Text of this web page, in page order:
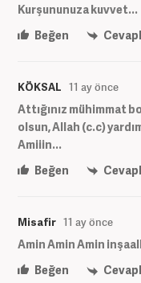
Kurşununuza kuvvet...
Beğen
KÖKSAL 11 ay önce
Attığınız mühimmat
olsun, Allah (c.c)
Amiiin...
Beğen
Misafir 11 ay önce
Amin Amin Amin
Beğen